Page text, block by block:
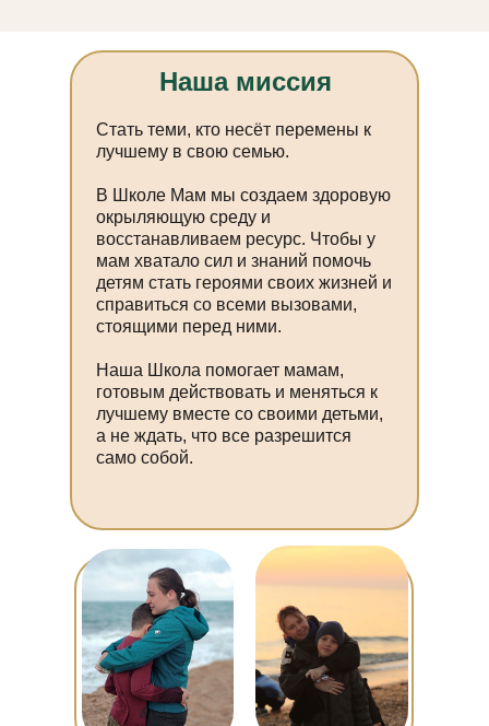
Наша миссия
Стать теми, кто несёт перемены к
лучшему в свою семью.
В Школе Мам мы создаем здоровую
окрыляющую среду и
восстанавливаем ресурс. Чтобы у
мам хватало сил и знаний помочь
детям стать героями своих жизней и
справиться со всеми вызовами,
стоящими перед ними.
Наша Школа помогает мамам,
готовым действовать и меняться к
лучшему вместе со своими детьми,
а не ждать, что все разрешится
само собой.